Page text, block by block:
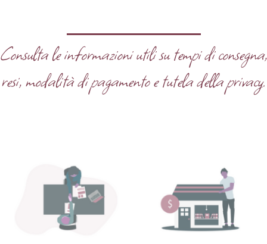
Consulta le informazioni utili su tempi di consegna,
resi, modalità di pagamento e tutela della privacy.